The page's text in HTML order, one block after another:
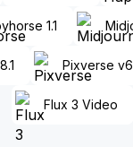
1.1
Pixverse v6
Flux 3 Video